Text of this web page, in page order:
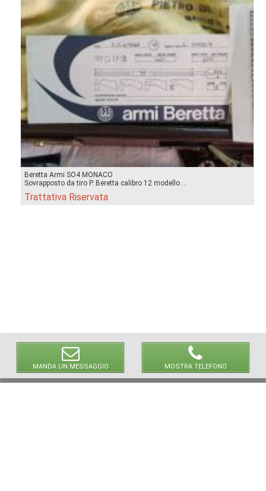
MANDA UN MESSAGGIO MOSTRA TELEFONO
Beretta Armi SO4 MONACO
Sovrapposto da tiro P. Beretta calibro 12 modello ...
Trattativa Riservata